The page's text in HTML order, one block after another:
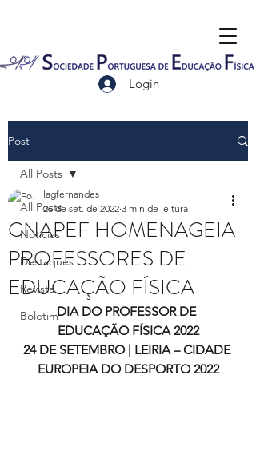
Login
Post
All Posts
Notícias
Destaques
Revista
Boletim
All Posts
CNAPEF HOMENAGEIA
PROFESSORES DE
EDUCAÇÃO FÍSICA
lagfernandes
26 de set. de 2022 3 min de leitura
DIA DO PROFESSOR DE
EDUCAÇÃO FÍSICA 2022
24 DE SETEMBRO | LEIRIA – CIDADE
EUROPEIA DO DESPORTO 2022